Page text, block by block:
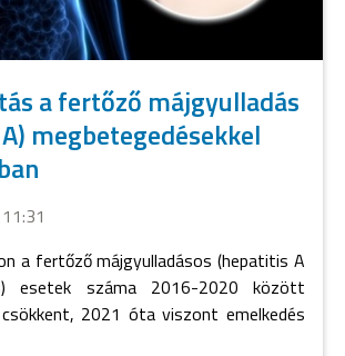
a fertőző májgyulladás
megbetegedésekkel
a fertőző májgyulladásos (hepatitis A
esetek száma 2016-2020 között
2021 óta viszont emelkedés